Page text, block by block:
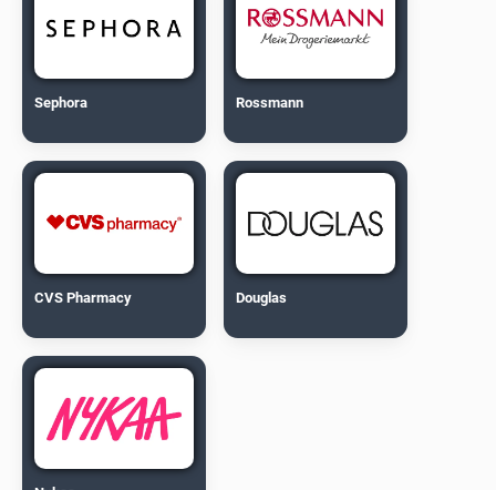
Sephora Rossmann
CVS Pharmacy Douglas